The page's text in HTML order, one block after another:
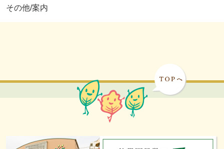
その他/案内